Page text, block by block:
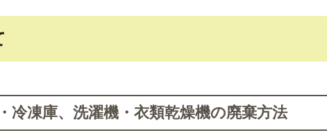
冷凍庫、洗濯機・衣類乾燥機の廃棄方法